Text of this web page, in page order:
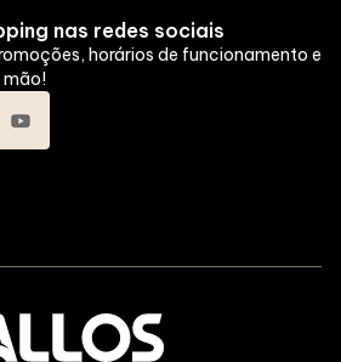
nas redes sociais
horários de funcionamento e
mão!